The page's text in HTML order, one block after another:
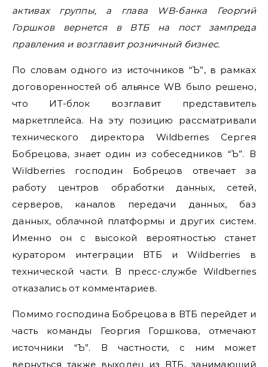
активах группы, а глава WB-банка Георгий
Горшков вернется в ВТБ на пост зампреда
правления и возглавит розничный бизнес.
По словам одного из источников “Ъ”, в рамках
договоренностей об альянсе WB было решено,
что ИТ-блок возглавит представитель
маркетплейса. На эту позицию рассматривали
технического директора Wildberries Сергея
Бобрецова, знает один из собеседников “Ъ”. В
Wildberries господин Бобрецов отвечает за
работу центров обработки данных, сетей,
серверов, каналов передачи данных, баз
данных, облачной платформы и других систем.
Именно он с высокой вероятностью станет
куратором интеграции ВТБ и Wildberries в
технической части. В пресс-службе Wildberries
отказались от комментариев.
Помимо господина Бобрецова в ВТБ перейдет и
часть команды Георгия Горшкова, отмечают
источники “Ъ”. В частности, с ним может
вернуться также выходец из ВТБ, занимающий